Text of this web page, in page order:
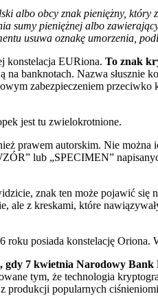
obcy znak pieniężny, który
pieniężnej albo
usuwa oznakę umorzenia,
konstelacja EURiona. To znak
banknotach. Nazwa
zabezpieczeniem
jest tu zwielokrotnione.
prawem autorskim. Nie
lub „SPECIMEN”
znak ten może pojawić się
ale z kreskami, które
roku posiada konstelację Oriona.
7 kwietnia Narodowy Bank
tym, że technologia
produkcji popularnych